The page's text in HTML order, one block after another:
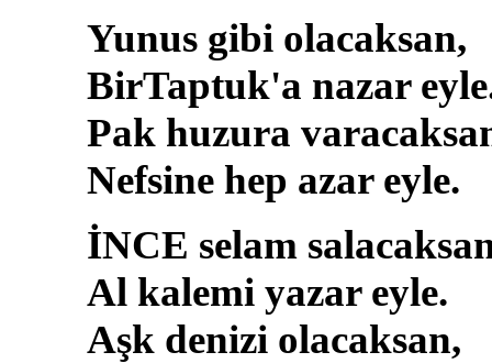
Yunus gibi olacaksan,
BirTaptuk'a nazar
Pak huzura
Nefsine hep azar eyle.
İNCE selam
Al kalemi yazar eyle.
Aşk denizi olacaksan,